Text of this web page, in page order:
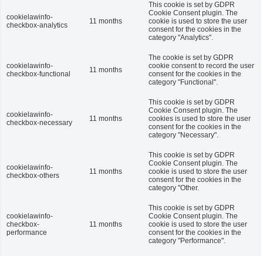
cookielawinfo-
checkbox-analytics
11 months
This cookie is set by GDPR
Cookie Consent plugin. The
cookie is used to store the user
consent for the cookies in the
category "Analytics".
cookielawinfo-
checkbox-functional
11 months
The cookie is set by GDPR
cookie consent to record the user
consent for the cookies in the
category "Functional".
cookielawinfo-
checkbox-necessary
11 months
This cookie is set by GDPR
Cookie Consent plugin. The
cookies is used to store the user
consent for the cookies in the
category "Necessary".
cookielawinfo-
checkbox-others
11 months
This cookie is set by GDPR
Cookie Consent plugin. The
cookie is used to store the user
consent for the cookies in the
category "Other.
cookielawinfo-
checkbox-
performance
11 months
This cookie is set by GDPR
Cookie Consent plugin. The
cookie is used to store the user
consent for the cookies in the
category "Performance".